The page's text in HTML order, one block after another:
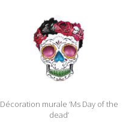
Décoration murale ‘Ms Day of the
dead’